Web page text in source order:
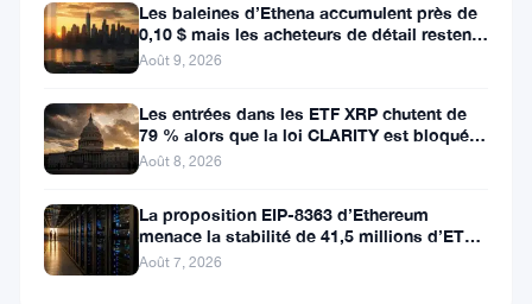
garde
des
réserves
son
stablecoin
adossé
Les baleines d’Ethena accumulent près de
0,10 $ mais les acheteurs de détail restent
à l’écart
Août 9, 2026
Les entrées dans les ETF XRP chutent de
79 % alors que la loi CLARITY est bloquée
avant la pause du Sénat
Août 8, 2026
La proposition EIP-8363 d’Ethereum
menace la stabilité de 41,5 millions d’ETH
stakés et de la DeFi
Août 7, 2026